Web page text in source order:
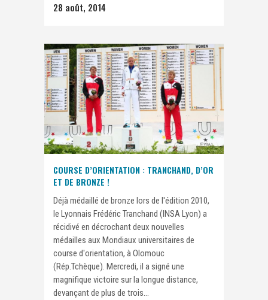
28 août, 2014
COURSE D’ORIENTATION : TRANCHAND, D’OR
ET DE BRONZE !
Déjà médaillé de bronze lors de l'édition 2010,
le Lyonnais Frédéric Tranchand (INSA Lyon) a
récidivé en décrochant deux nouvelles
médailles aux Mondiaux universitaires de
course d'orientation, à Olomouc
(Rép.Tchèque). Mercredi, il a signé une
magnifique victoire sur la longue distance,
devançant de plus de trois...